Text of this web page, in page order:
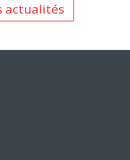
actualités